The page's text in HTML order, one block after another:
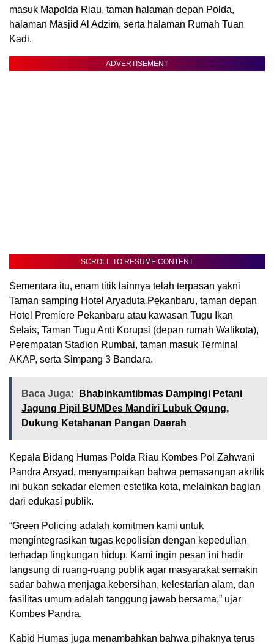
masuk Mapolda Riau, taman halaman depan Polda,
halaman Masjid Al Adzim, serta halaman Rumah Tuan
Kadi.
ADVERTISEMENT
SCROLL TO RESUME CONTENT
Sementara itu, enam titik lainnya telah terpasan yakni
Taman samping Hotel Aryaduta Pekanbaru, taman depan
Hotel Premiere Pekanbaru atau kawasan Tugu Ikan
Selais, Taman Tugu Anti Korupsi (depan rumah Walikota),
Perempatan Stadion Rumbai, taman masuk Terminal
AKAP, serta Simpang 3 Bandara.
Baca Juga:
Bhabinkamtibmas Dampingi Petani
Jagung Pipil BUMDes Mandiri Lubuk Ogung,
Dukung Ketahanan Pangan Daerah
Kepala Bidang Humas Polda Riau Kombes Pol Zahwani
Pandra Arsyad, menyampaikan bahwa pemasangan akrilik
ini bukan sekadar elemen estetika kota, melainkan bagian
dari edukasi publik.
“Green Policing adalah komitmen kami untuk
mengintegrasikan tugas kepolisian dengan kepedulian
terhadap lingkungan hidup. Kami ingin pesan ini hadir
langsung di ruang-ruang publik agar masyarakat semakin
sadar bahwa menjaga kebersihan, kelestarian alam, dan
fasilitas umum adalah tanggung jawab bersama,” ujar
Kombes Pandra.
Kabid Humas juga menambahkan bahwa pihaknya terus